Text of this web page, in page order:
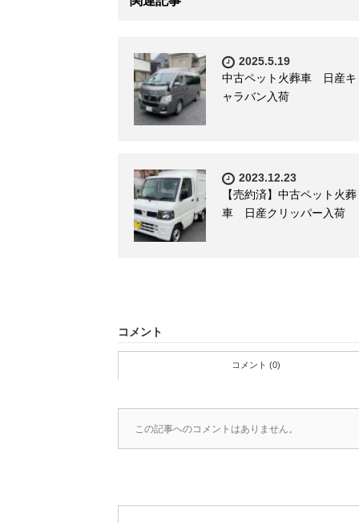
2025.5.19
中古ペット火葬車 日産キ
ャラバン入荷
2023.12.23
【売約済】中古ペット火葬
車 日産クリッパー入荷
コメント
コメント (0)
この記事へのコメントはありません。